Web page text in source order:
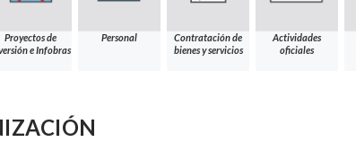
Proyectos de
e Infobras
Personal
Contratación de
bienes y servicios
Actividades
oficiales